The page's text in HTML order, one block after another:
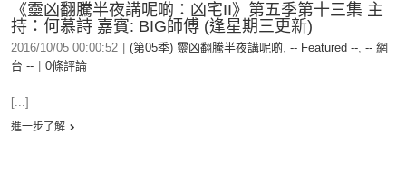
《靈凶翻騰半夜講呢啲：凶宅II》第五季第十三集 主
持：何慕詩 嘉賓: BIG師傅 (逢星期三更新)
2016/10/05 00:00:52 (第05季) 靈凶翻騰半夜講呢啲, -- Featured --, -- 網
台 --
0條評論
[...]
進一步了解